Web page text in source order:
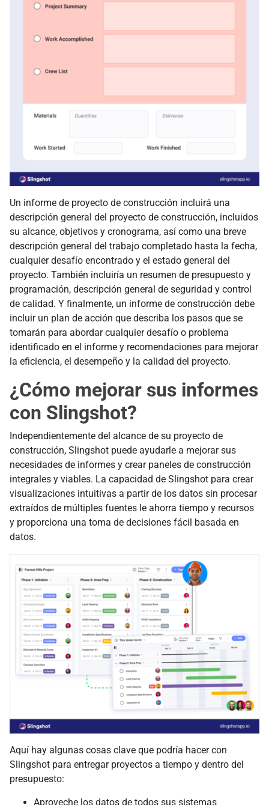
Un informe de proyecto de construcción incluirá una
descripción general del proyecto de construcción, incluidos
su alcance, objetivos y cronograma, así como una breve
descripción general del trabajo completado hasta la fecha,
cualquier desafío encontrado y el estado general del
proyecto. También incluiría un resumen de presupuesto y
programación, descripción general de seguridad y control
de calidad. Y finalmente, un informe de construcción debe
incluir un plan de acción que describa los pasos que se
tomarán para abordar cualquier desafío o problema
identificado en el informe y recomendaciones para mejorar
la eficiencia, el desempeño y la calidad del proyecto.
¿Cómo mejorar sus informes
con Slingshot?
Independientemente del alcance de su proyecto de
construcción, Slingshot puede ayudarle a mejorar sus
necesidades de informes y crear paneles de construcción
integrales y viables. La capacidad de Slingshot para crear
visualizaciones intuitivas a partir de los datos sin procesar
extraídos de múltiples fuentes le ahorra tiempo y recursos
y proporciona una toma de decisiones fácil basada en
datos.
Aquí hay algunas cosas clave que podría hacer con
Slingshot para entregar proyectos a tiempo y dentro del
presupuesto:
Aproveche los datos de todos sus sistemas